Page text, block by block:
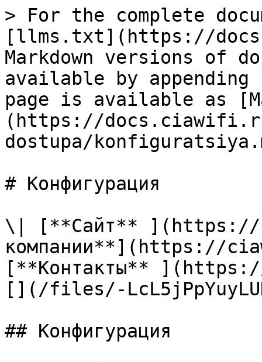
> For the complete
[llms.txt](https://
Markdown versions of
available by
page is available as
(https://
dostupa/
# Конфигурация
\| [**Сайт**
компании**](https://
[**Контакты**
[](/files/-
## Конфигурация